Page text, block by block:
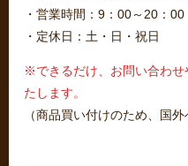
・営業時間：9：00～20：00
・定休日：土・日・祝日
※できるだけ、お問い合わ
たします。
（商品買い付けのため、国